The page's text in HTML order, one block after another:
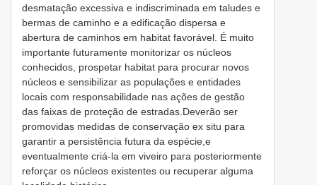
desmatação excessiva e indiscriminada em taludes e
bermas de caminho e a edificação dispersa e
abertura de caminhos em habitat favorável. É muito
importante futuramente monitorizar os núcleos
conhecidos, prospetar habitat para procurar novos
núcleos e sensibilizar as populações e entidades
locais com responsabilidade nas ações de gestão
das faixas de proteção de estradas.Deverão ser
promovidas medidas de conservação ex situ para
garantir a persistência futura da espécie,e
eventualmente criá-la em viveiro para posteriormente
reforçar os núcleos existentes ou recuperar alguma